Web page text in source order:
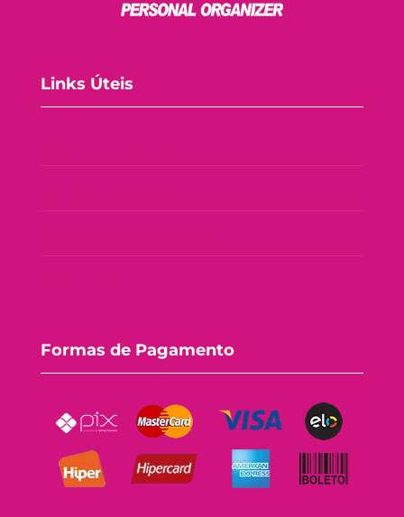
Links Úteis
Formas de Pagamento